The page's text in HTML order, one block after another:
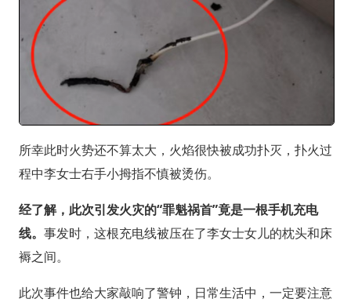
所幸此时火势还不算太大，火焰很快被成功扑灭，扑火过
程中李女士右手小拇指不慎被烫伤。
经了解，此次引发火灾的“罪魁祸首”竟是一根手机充电
线。 事发时，这根充电线被压在了李女士女儿的枕头和床
褥之间。
此次事件也给大家敲响了警钟，日常生活中，一定要注意